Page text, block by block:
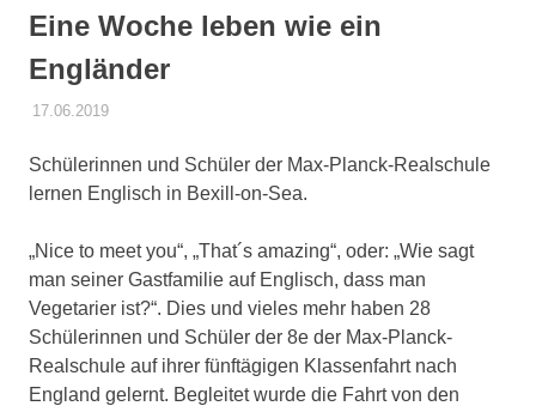
Eine Woche leben wie ein
Engländer
17.06.2019DANIEL SCHROEER
ALLGEMEIN
Schülerinnen und Schüler der Max-Planck-Realschule
lernen Englisch in Bexill-on-Sea.
„Nice to meet you“, „That´s amazing“, oder: „Wie sagt
man seiner Gastfamilie auf Englisch, dass man
Vegetarier ist?“. Dies und vieles mehr haben 28
Schülerinnen und Schüler der 8e der Max-Planck-
Realschule auf ihrer fünftägigen Klassenfahrt nach
England gelernt. Begleitet wurde die Fahrt von den